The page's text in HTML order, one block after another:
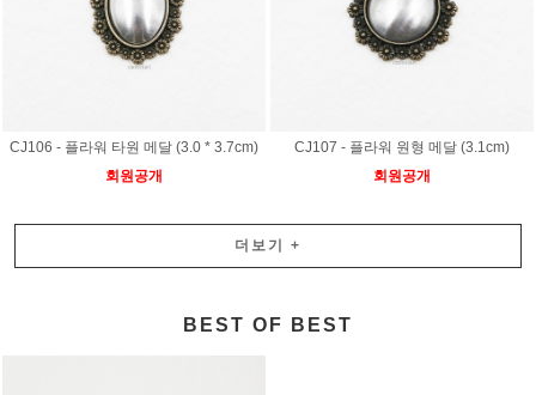
CJ106 - 플라워 타원 메달 (3.0 * 3.7cm)
회원공개
CJ107 - 플라워 원형 메달 (3.1cm)
회원공개
더보기 +
BEST OF BEST